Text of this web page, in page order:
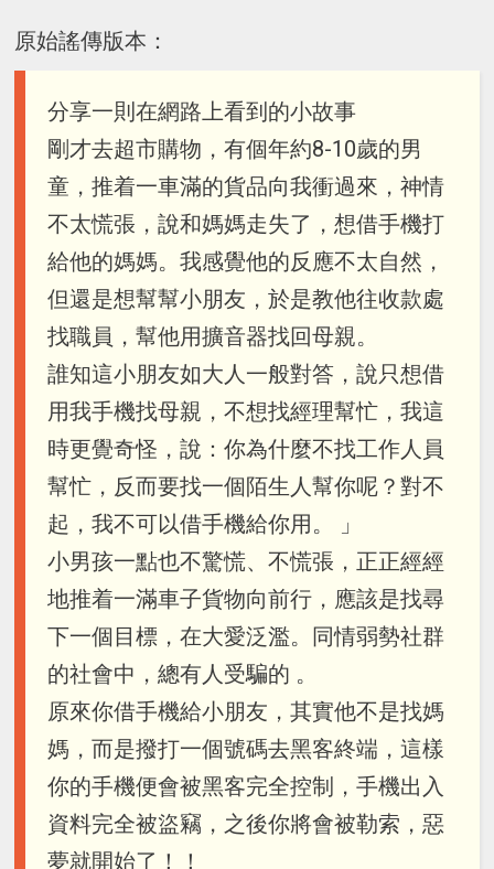
原始謠傳版本：
分享一則在網路上看到的小故事
剛才去超市購物，有個年約8-10歲的男
童，推着一車滿的貨品向我衝過來，神情
不太慌張，說和媽媽走失了，想借手機打
給他的媽媽。我感覺他的反應不太自然，
但還是想幫幫小朋友，於是教他往收款處
找職員，幫他用擴音器找回母親。
誰知這小朋友如大人一般對答，說只想借
用我手機找母親，不想找經理幫忙，我這
時更覺奇怪，說：你為什麼不找工作人員
幫忙，反而要找一個陌生人幫你呢？對不
起，我不可以借手機給你用。 」
小男孩一點也不驚慌、不慌張，正正經經
地推着一滿車子貨物向前行，應該是找尋
下一個目標，在大愛泛濫。同情弱勢社群
的社會中，總有人受騙的 。
原來你借手機給小朋友，其實他不是找媽
媽，而是撥打一個號碼去黑客終端，這樣
你的手機便會被黑客完全控制，手機出入
資料完全被盜竊，之後你將會被勒索，惡
夢就開始了！！